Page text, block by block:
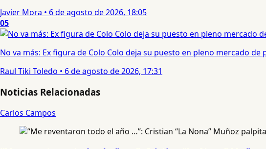
Javier Mora • 6 de agosto de 2026, 18:05
05
No va más: Ex figura de Colo Colo deja su puesto en pleno mercado de
Raul Tiki Toledo • 6 de agosto de 2026, 17:31
Noticias Relacionadas
Carlos Campos